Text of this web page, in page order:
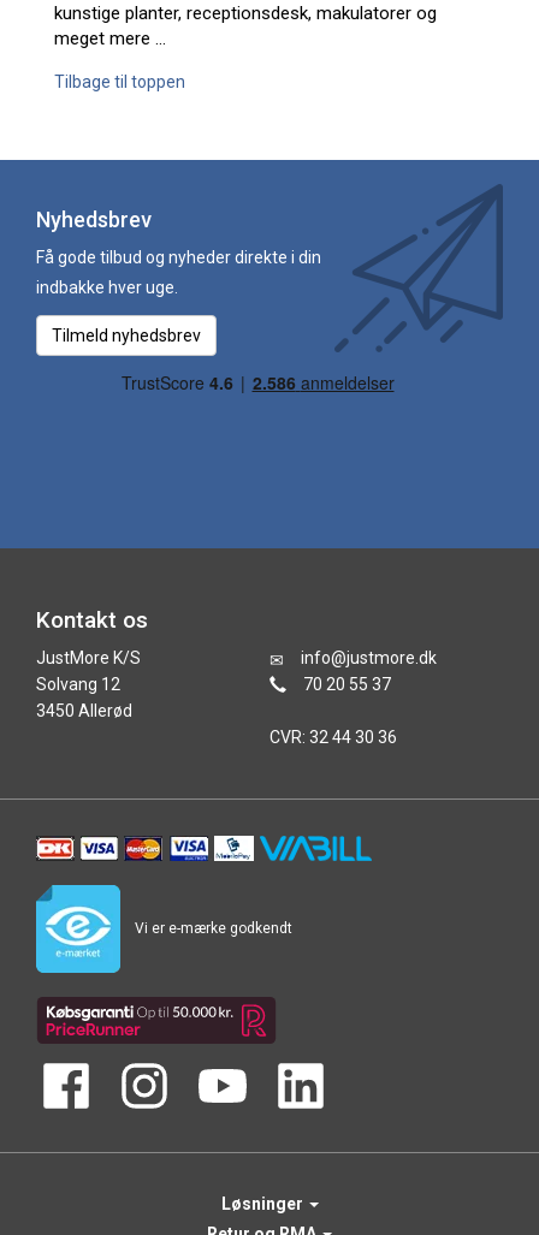
kunstige planter, receptionsdesk, makulatorer og
meget mere ...
Tilbage til toppen
Nyhedsbrev
Få gode tilbud og nyheder direkte i din
indbakke hver uge.
Tilmeld nyhedsbrev
Kontakt os
JustMore K/S
Solvang 12
3450 Allerød
info@justmore.dk
70 20 55 37
CVR: 32 44 30 36
Vi er e-mærke godkendt
Løsninger